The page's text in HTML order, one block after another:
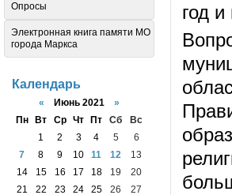
год
Опросы
Электронная книга памяти МО
города Маркса
Календарь
« Июнь 2021 »
Пн
Вт Ср Чт Пт Сб
Вс
1
2 3 4 5
6
7
8 9 10 11 12
13
14
15 16 17 18 19
20
21
22 23 24 25 26
27